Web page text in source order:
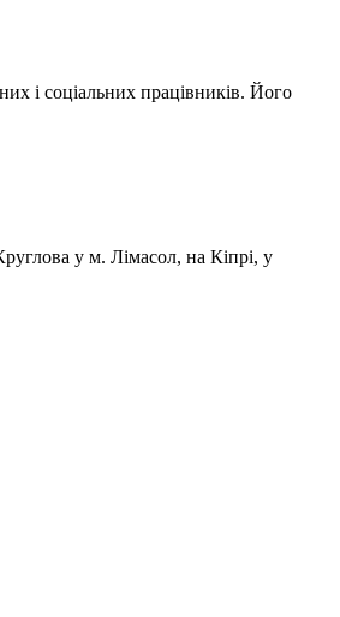
і соціальних працівників. Його
у м. Лімасол, на Кіпрі, у